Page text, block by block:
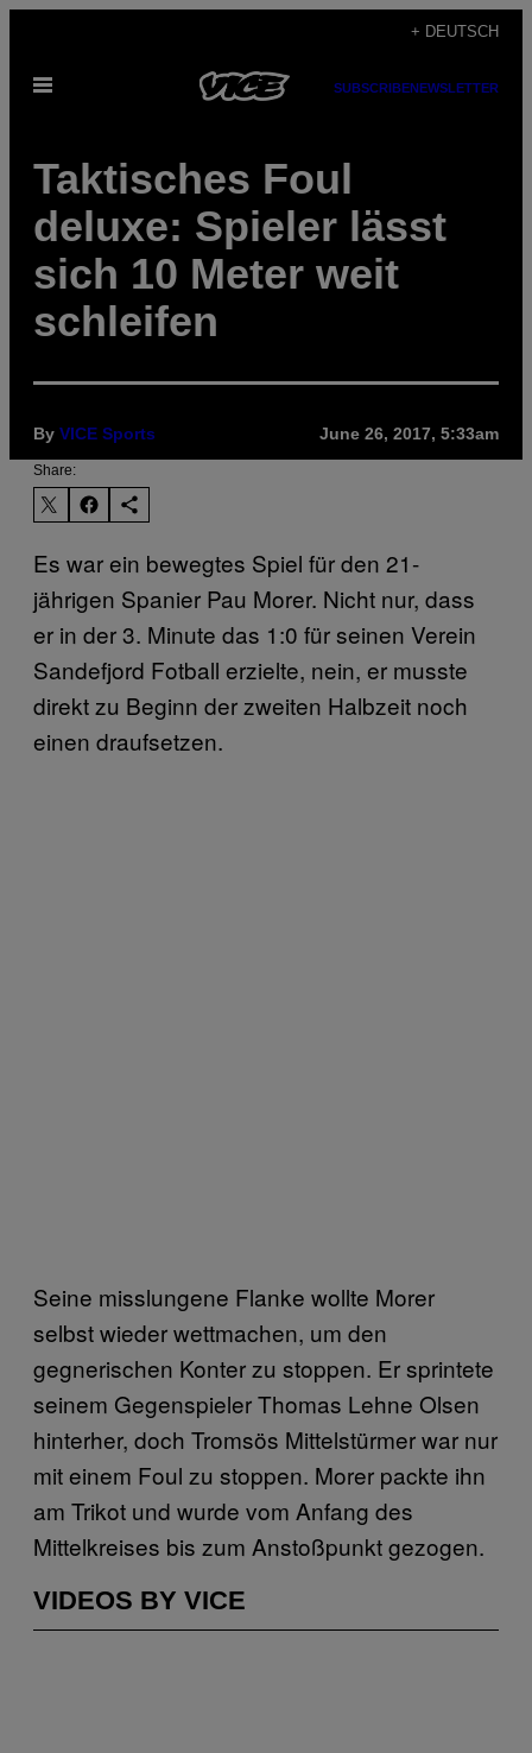
content
+ DEUTSCH
Open
SUBSCRIBENEWSLETTER
Taktisches Foul
deluxe: Spieler lässt
sich 10 Meter weit
schleifen
By VICE Sports June 26, 2017, 5:33am
Share:
Es war ein bewegtes Spiel für den 21-
jährigen Spanier Pau Morer. Nicht nur, dass
er in der 3. Minute das 1:0 für seinen Verein
Sandefjord Fotball erzielte, nein, er musste
direkt zu Beginn der zweiten Halbzeit noch
einen draufsetzen.
Seine misslungene Flanke wollte Morer
selbst wieder wettmachen, um den
gegnerischen Konter zu stoppen. Er sprintete
seinem Gegenspieler Thomas Lehne Olsen
hinterher, doch Tromsös Mittelstürmer war nur
mit einem Foul zu stoppen. Morer packte ihn
am Trikot und wurde vom Anfang des
Mittelkreises bis zum Anstoßpunkt gezogen.
VIDEOS BY VICE